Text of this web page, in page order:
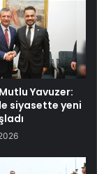
Mutlu Yavuzer:
siyasette yeni